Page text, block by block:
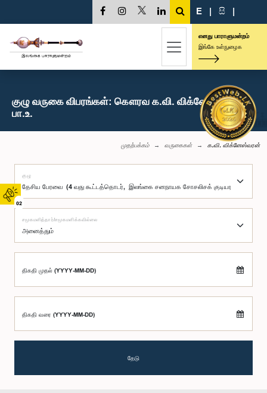
02
E | සි |
எனது பாராளுமன்றம்
இங்கே உள்நுழைக
குழு வருகை விபரங்கள்: கௌரவ க.வி. விக்னேஸ்வரன்,
பா.உ.
முதற்பக்கம் வருகைகள் க.வி. விக்னேஸ்வரன்
குழு
சமூகமளித்தார்/சமூகமளிக்கவில்லை
திகதி முதல் (YYYY-MM-DD)
திகதி வரை (YYYY-MM-DD)
தேடு